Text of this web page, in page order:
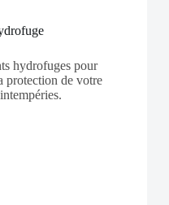
hydrofuges pour
protection de votre